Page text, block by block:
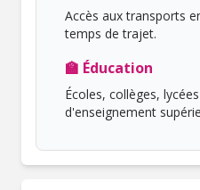
Accès aux transports
temps de trajet.
🏫 Éducation
Écoles, collèges,
d'enseignement